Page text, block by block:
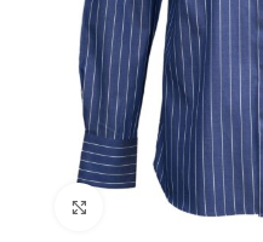
Click to enlarge